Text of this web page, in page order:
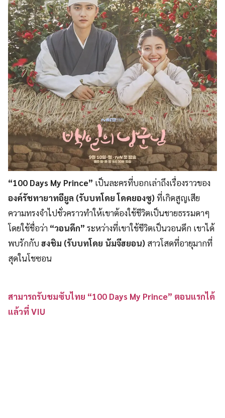
“100 Days My Prince” เป็นละครที่บอกเล่าถึงเรื่องราวของ
องค์รัชทายาทอียูล (รับบทโดย โดคยองซู)ที่เกิดสูญเสีย
ความทรงจำไปชั่วคราวทำให้เขาต้องใช้ชีวิตเป็นชายธรรมดาๆ
โดยใช้ชื่อว่า “วอนดึก” ระหว่างที่เขาใช้ชีวิตเป็นวอนดึก เขาได้
พบรักกับฮงชิม (รับบทโดย นัมจีฮยอน) สาวโสดที่อายุมากที่
สุดในโชซอน
สามารถรับชมซับไทย “100 Days My Prince” ตอนแรกได้
แล้วที่ VIU